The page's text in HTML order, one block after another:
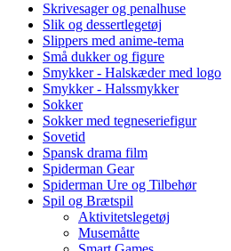
Skrivesager og penalhuse
Slik og dessertlegetøj
Slippers med anime-tema
Små dukker og figure
Smykker - Halskæder med logo
Smykker - Halssmykker
Sokker
Sokker med tegneseriefigur
Sovetid
Spansk drama film
Spiderman Gear
Spiderman Ure og Tilbehør
Spil og Brætspil
Aktivitetslegetøj
Musemåtte